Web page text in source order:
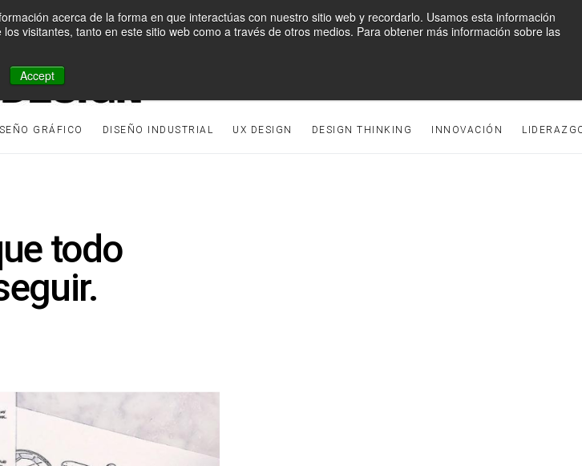
acerca de la forma en que interactúas con nuestro sitio web y recordarlo. Usamos esta información
visitantes, tanto en este sitio web como a través de otros medios. Para obtener más información sobre las
Accept
GRÁFICO DISEÑO INDUSTRIAL UX DESIGN DESIGN THINKING INNOVACIÓN
todo